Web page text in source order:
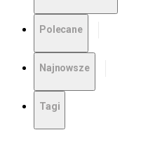
Polecane
Najnowsze
Tagi